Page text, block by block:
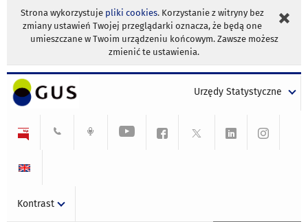
Strona wykorzystuje pliki cookies. Korzystanie z witryny bez
zmiany ustawień Twojej przeglądarki oznacza, że będą one
umieszczane w Twoim urządzeniu końcowym. Zawsze możesz
zmienić te ustawienia.
Urzędy Statystyczne
Kontrast